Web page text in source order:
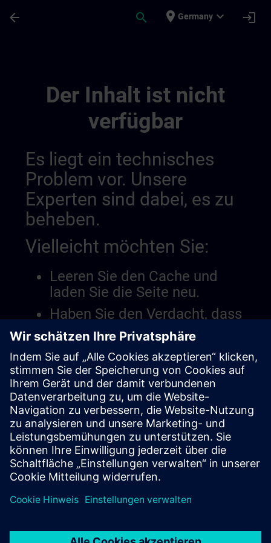
arrow_back search place Germany expand_more login
Der Inhalt ist nicht
verfügbar
Es liegt ein technisches
Problem vor. Unsere
Experten sind dabei, es zu
beheben.
Vielleicht möchten Sie:
Leeren Sie den Cache und
laden Sie die Seite neu.
Haben Sie den Verdacht, dass
es ein Problem mit der
Website gibt?
Das Problem berichten